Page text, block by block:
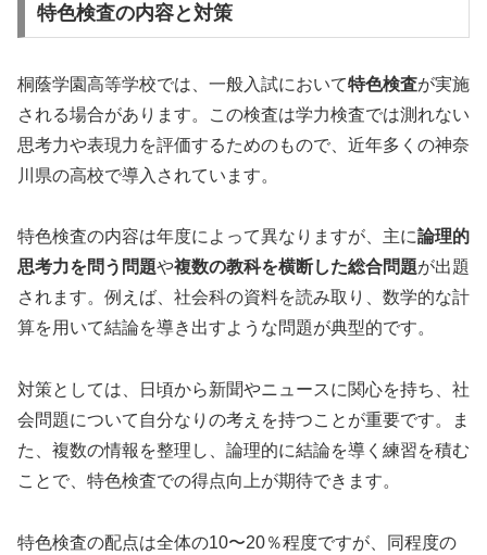
特色検査の内容と対策
桐蔭学園高等学校では、一般入試において特色検査が実施
される場合があります。この検査は学力検査では測れない
思考力や表現力を評価するためのもので、近年多くの神奈
川県の高校で導入されています。
特色検査の内容は年度によって異なりますが、主に論理的
思考力を問う問題や複数の教科を横断した総合問題が出題
されます。例えば、社会科の資料を読み取り、数学的な計
算を用いて結論を導き出すような問題が典型的です。
対策としては、日頃から新聞やニュースに関心を持ち、社
会問題について自分なりの考えを持つことが重要です。ま
た、複数の情報を整理し、論理的に結論を導く練習を積む
ことで、特色検査での得点向上が期待できます。
特色検査の配点は全体の10〜20％程度ですが、同程度の